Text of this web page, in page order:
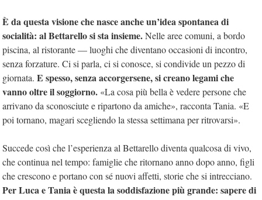
È da questa visione che nasce anche un’idea spontanea di
socialità: al Bettarello si sta insieme.Nelle aree comuni, a bordo
piscina, al ristorante — luoghi che diventano occasioni di incontro,
senza forzature. Ci si parla, ci si conosce, si condivide un pezzo di
giornata. E spesso, senza accorgersene, si creano legami che
vanno oltre il soggiorno. «La cosa più bella è vedere persone che
arrivano da sconosciute e ripartono da amiche», racconta Tania. «E
poi tornano, magari scegliendo la stessa settimana per ritrovarsi».
Succede così che l’esperienza al Bettarello diventa qualcosa di vivo,
che continua nel tempo: famiglie che ritornano anno dopo anno, figli
che crescono e portano con sé nuovi affetti, storie che si intrecciano.
Per Luca e Tania è questa la soddisfazione più grande: sapere di